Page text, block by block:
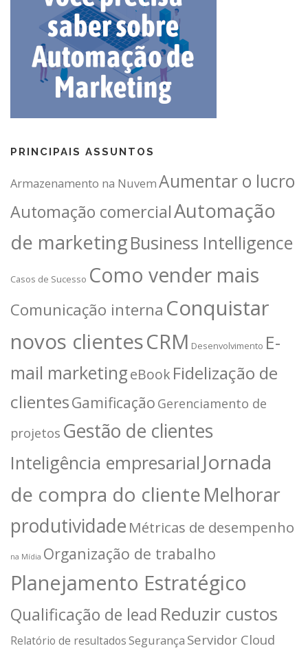
PRINCIPAIS ASSUNTOS
Armazenamento na NuvemAumentar o lucro
Automação comercialAutomação
de marketingBusiness Intelligence
Casos de Sucesso Como vender mais
Comunicação interna Conquistar
novos clientesCRM Desenvolvimento E-
mail marketingeBookFidelização de
clientesGamificação Gerenciamento de
projetos Gestão de clientes
Inteligência empresarial Jornada
de compra do clienteMelhorar
produtividade Métricas de desempenho
na Mídia Organização de trabalho
Planejamento Estratégico
Qualificação de lead Reduzir custos
Relatório de resultadosSegurança Servidor Cloud